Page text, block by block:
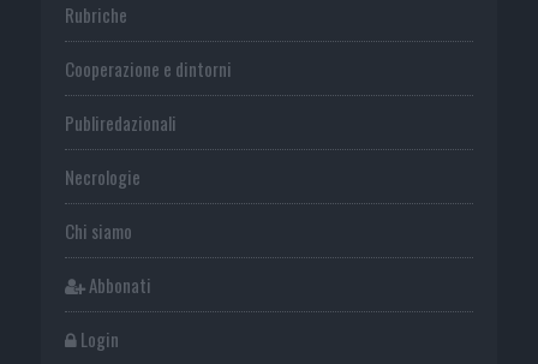
Rubriche
Cooperazione e dintorni
Publiredazionali
Necrologie
Chi siamo
Abbonati
Login